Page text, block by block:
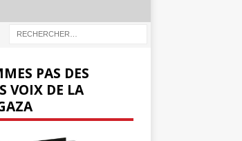
PAS DES
VOIX DE LA